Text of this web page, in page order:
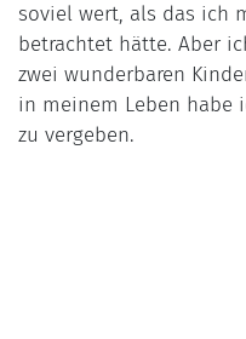
soviel wert, als das ich
betrachtet hätte. Aber
zwei wunderbaren
in meinem Leben habe
zu vergeben.